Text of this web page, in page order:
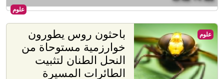
علوم
باحثون روس يطورون
خوارزمية مستوحاة من
النحل الطنان لتثبيت
الطائرات المسيرة
علوم